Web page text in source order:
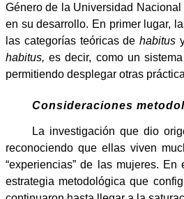
Género de la Universidad
en su desarrollo. En primer lugar,
las categorías teóricas dehabitus
habitus, es decir, como un
permitiendo desplegar otras
Consideraciones
La investigación que dio
reconociendo que ellas viven
“experiencias” de las mujeres.
estrategia metodológica que